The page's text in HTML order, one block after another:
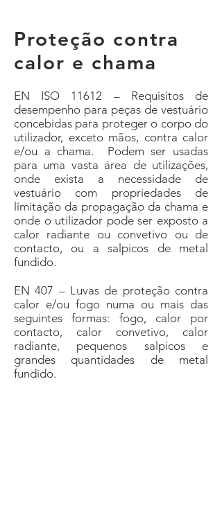
Proteção contra
calor e chama
EN ISO 11612 – Requisitos de
desempenho para peças de vestuário
concebidas para proteger o corpo do
utilizador, exceto mãos, contra calor
e/ou a chama. Podem ser usadas
para uma vasta área de utilizações,
onde exista a necessidade de
vestuário com propriedades de
limitação da propagação da chama e
onde o utilizador pode ser exposto a
calor radiante ou convetivo ou de
contacto, ou a salpicos de metal
fundido.
EN 407 – Luvas de proteção contra
calor e/ou fogo numa ou mais das
seguintes formas: fogo, calor por
contacto, calor convetivo, calor
radiante, pequenos salpicos e
grandes quantidades de metal
fundido.